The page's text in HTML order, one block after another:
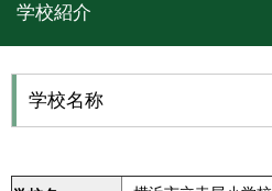
学校紹介
学校名称